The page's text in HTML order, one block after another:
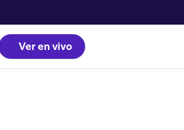
Ver en vivo